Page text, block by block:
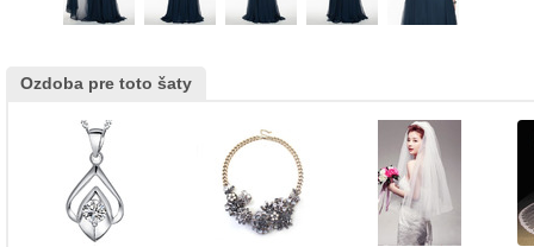
Ozdoba pre toto šaty